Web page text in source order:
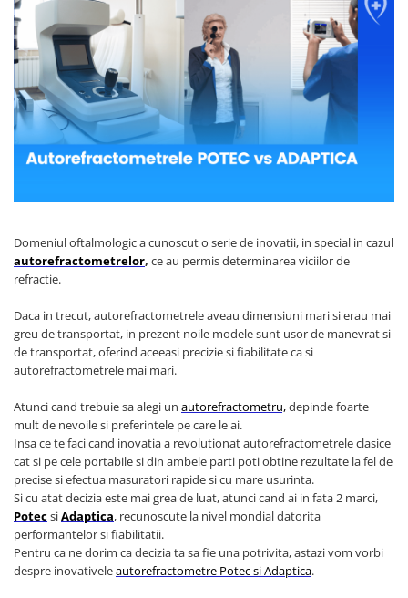
Echipamente medicale pentru ORL
Echipamente medicale pentru
Medicina Muncii
Echipamente medicale pentru
Pneumoftiziologie
Echipamente Medicale pentru Sali
de Operatie
Medicina de Familie
Sterilizare
Echipament medical pentru
Echipamente medicale pentru
Pediatrie
Autoclave
Autokeratorefractometre
Balon resuscitare
Biometre
Biomicroscoape
Butelii oxigen medical
Cantare
Combine oftalmologice
Concentratoare de oxigen
Defibrilatoare
Dermatoscoape
Dopplere fetale
Echipamente de urgenta
Ecografe
Electrocardiografe
Electrocautere
Unit ORL
Electroencefalografe
Paturi nou nascuti
Paturi spital adulti
Scarite medicale
Scaune consultatii
Stative perfuzii
Suporti canapele
Targi
Hartie pentru electrocardiografe
Hartie spirometre/audiometre
Hartie videoprinter ecograf
Indicatori de sterilizare
Lame de bisturiu
Manusi examinare
Piese spirometre
Pungi sterilizare
Spatule lemn
Speculi vaginali
Truse perfuzie
Domeniul oftalmologic a cunoscut o serie de inovatii, in special in cazul
autorefractometrelor, ce au permis determinarea viciilor de
refractie.
Daca in trecut, autorefractometrele aveau dimensiuni mari si erau mai
greu de transportat, in prezent noile modele sunt usor de manevrat si
de transportat, oferind aceeasi precizie si fiabilitate ca si
autorefractometrele mai mari.
Atunci cand trebuie sa alegi un autorefractometru,depinde foarte
mult de nevoile si preferintele pe care le ai.
Insa ce te faci cand inovatia a revolutionat autorefractometrele clasice
cat si pe cele portabile si din ambele parti poti obtine rezultate la fel de
precise si efectua masuratori rapide si cu mare usurinta.
Si cu atat decizia este mai grea de luat, atunci cand ai in fata 2 marci,
PotecsiAdaptica, recunoscute la nivel mondial datorita
performantelor si fiabilitatii.
Pentru ca ne dorim ca decizia ta sa fie una potrivita, astazi vom vorbi
despre inovativeleautorefractometre Potec si Adaptica.